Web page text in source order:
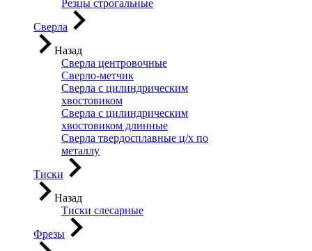
Резцы строгальные
Сверла
Назад
Сверла центровочные
Сверло-метчик
Сверла с цилиндрическим
хвостовиком
Сверла с цилиндрическим
хвостовиком длинные
Сверла твердосплавные ц/х по
металлу
Тиски
Назад
Тиски слесарные
Фрезы